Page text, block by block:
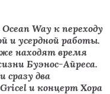
Way к переходу
и усердной работы.
находят время
Буэнос-Айреса.
сразу два
и концерт Хора